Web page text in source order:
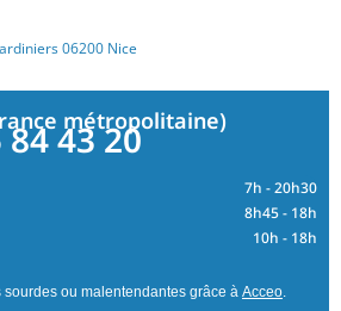
06200 Nice
métropolitaine)
84 43 20
7h - 20h30
8h45 - 18h
10h - 18h
ou malentendantes grâce à Acceo.